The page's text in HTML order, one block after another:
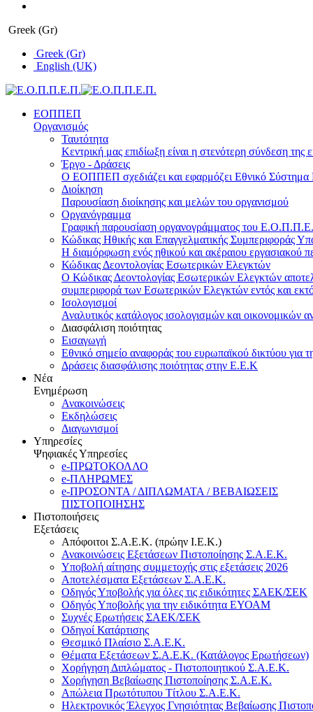
Greek (Gr)
Greek (Gr)
English (UK)
ΕΟΠΠΕΠ
Οργανισμός
Ταυτότητα
Κεντρική μας επιδίωξη είναι η στενότερη σύνδεση της
Έργο - Δράσεις
Ο ΕΟΠΠΕΠ σχεδιάζει και εφαρμόζει Eθνικό Σύστημα
Διοίκηση
Παρουσίαση διοίκησης και μελών του οργανισμού
Οργανόγραμμα
Γραφική παρουσίαση οργανογράμματος του
Κώδικας Ηθικής και Επαγγελματικής Συμπεριφοράς
Η διαμόρφωση ενός ηθικού και ακέραιου εργασιακού
Κώδικας Δεοντολογίας Εσωτερικών Ελεγκτών
Ο Κώδικας Δεοντολογίας Εσωτερικών Ελεγκτών
συμπεριφορά των Εσωτερικών Ελεγκτών εντός και
Ισολογισμοί
Αναλυτικός κατάλογος ισολογισμών και οικονομικών
Διασφάλιση ποιότητας
Εισαγωγή
Εθνικό σημείο αναφοράς του ευρωπαϊκού δικτύου για
Δράσεις διασφάλισης ποιότητας στην Ε.Ε.Κ
Νέα
Ενημέρωση
Ανακοινώσεις
Εκδηλώσεις
Διαγωνισμοί
Υπηρεσίες
Ψηφιακές Υπηρεσίες
e-ΠΡΩΤΟΚΟΛΛΟ
e-ΠΛΗΡΩΜΕΣ
e-ΠΡΟΣΟΝΤΑ / ΔΙΠΛΩΜΑΤΑ / ΒΕΒΑΙΩΣΕΙΣ
ΠΙΣΤΟΠΟΙΗΣΗΣ
Πιστοποιήσεις
Εξετάσεις
Απόφοιτοι Σ.Α.Ε.Κ. (πρώην Ι.Ε.Κ.)
Ανακοινώσεις Εξετάσεων Πιστοποίησης Σ.Α.Ε.Κ.
Υποβολή αίτησης συμμετοχής στις εξετάσεις 2026
Αποτελέσματα Εξετάσεων Σ.Α.Ε.Κ.
Οδηγός Υποβολής για όλες τις ειδικότητες ΣΑΕΚ/ΣΕΚ
Οδηγός Υποβολής για την ειδικότητα ΕΥΟΑΜ
Συχνές Ερωτήσεις ΣΑΕΚ/ΣΕΚ
Οδηγοί Κατάρτισης
Θεσμικό Πλαίσιο Σ.Α.Ε.Κ.
Θέματα Εξετάσεων Σ.Α.Ε.Κ. (Κατάλογος Ερωτήσεων)
Χορήγηση Διπλώματος - Πιστοποιητικού Σ.Α.Ε.Κ.
Χορήγηση Βεβαίωσης Πιστοποίησης Σ.Α.Ε.Κ.
Απώλεια Πρωτότυπου Τίτλου Σ.Α.Ε.Κ.
Ηλεκτρονικός Έλεγχος Γνησιότητας Βεβαίωσης